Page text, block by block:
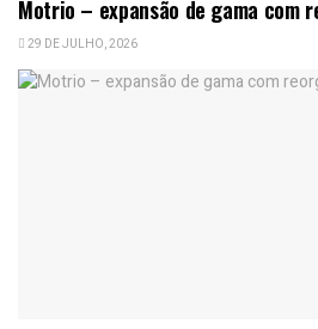
Motrio – expansão de gama com
29 DE JULHO, 2026